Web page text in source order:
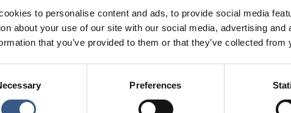
to personalise content and ads, to provide social media
about your use of our site with our social media, advertising
that you’ve provided to them or that they’ve collected
Preferences
Få nyhetsbrev och aviseringar om
evenemang och statistik.